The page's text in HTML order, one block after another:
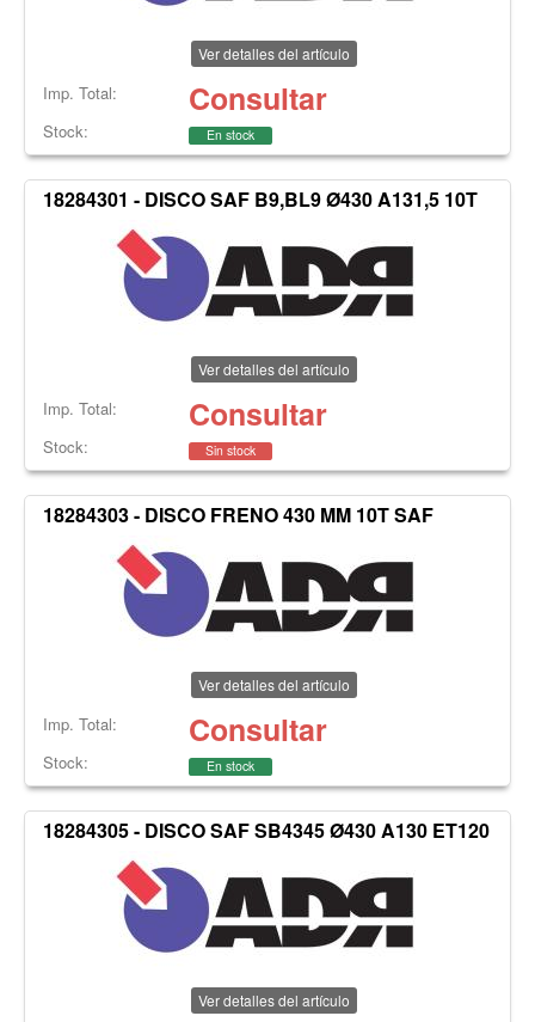
Ver detalles del artículo
Imp. Total: Consultar
Stock: En stock
18284301 - DISCO SAF B9,BL9 Ø430 A131,5 10T
Ver detalles del artículo
Imp. Total: Consultar
Stock: Sin stock
18284303 - DISCO FRENO 430 MM 10T SAF
Ver detalles del artículo
Imp. Total: Consultar
Stock: En stock
18284305 - DISCO SAF SB4345 Ø430 A130 ET120
Ver detalles del artículo